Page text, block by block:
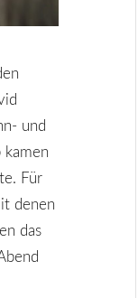
und
Für
denen
das